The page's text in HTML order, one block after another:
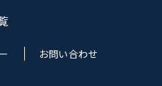
お問い合わせ